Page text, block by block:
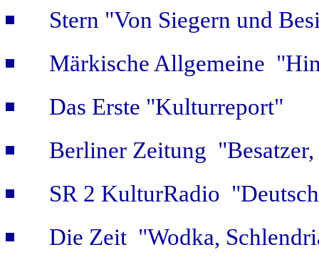
Stern "Von Siegern und
Märkische Allgemeine
Das Erste "Kulturreport"
Berliner Zeitung
SR 2 KulturRadio
Die Zeit "Wodka,